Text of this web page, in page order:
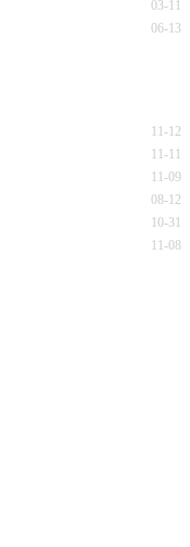
03-11
06-13
11-12
11-11
11-09
08-12
10-31
11-08